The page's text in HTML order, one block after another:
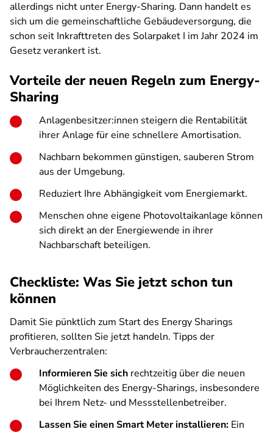
allerdings nicht unter Energy-Sharing. Dann handelt es
sich um die gemeinschaftliche Gebäudeversorgung, die
schon seit Inkrafttreten des Solarpaket I im Jahr 2024 im
Gesetz verankert ist.
Vorteile der neuen Regeln zum Energy-
Sharing
Anlagenbesitzer:innen steigern die Rentabilität
ihrer Anlage für eine schnellere Amortisation.
Nachbarn bekommen günstigen, sauberen Strom
aus der Umgebung.
Reduziert Ihre Abhängigkeit vom Energiemarkt.
Menschen ohne eigene Photovoltaikanlage können
sich direkt an der Energiewende in ihrer
Nachbarschaft beteiligen.
Checkliste: Was Sie jetzt schon tun
können
Damit Sie pünktlich zum Start des Energy Sharings
profitieren, sollten Sie jetzt handeln. Tipps der
Verbraucherzentralen:
Informieren Sie sich rechtzeitig über die neuen
Möglichkeiten des Energy-Sharings, insbesondere
bei Ihrem Netz- und Messstellenbetreiber.
Lassen Sie einen Smart Meter installieren: Ein